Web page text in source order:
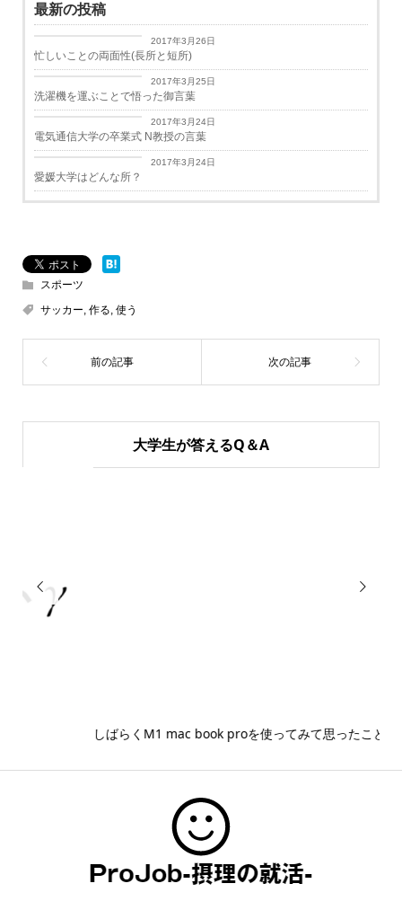
最新の投稿
2017年3月26日
忙しいことの両面性(長所と短所)
日々思うこと
2017年3月25日
洗濯機を運ぶことで悟った御言葉
学生生活
2017年3月24日
電気通信大学の卒業式 N教授の言葉
学生生活
2017年3月24日
愛媛大学はどんな所？
スポーツ
サッカー 作る 使う
大学生が答えるQ＆A

しばらくM1 mac book proを使ってみて思ったこと
